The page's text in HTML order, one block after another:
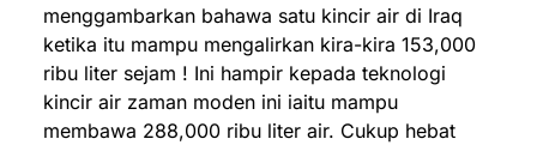
menggambarkan bahawa satu kincir air di Iraq
ketika itu mampu mengalirkan kira-kira 153,000
ribu liter sejam ! Ini hampir kepada teknologi
kincir air zaman moden ini iaitu mampu
membawa 288,000 ribu liter air. Cukup hebat